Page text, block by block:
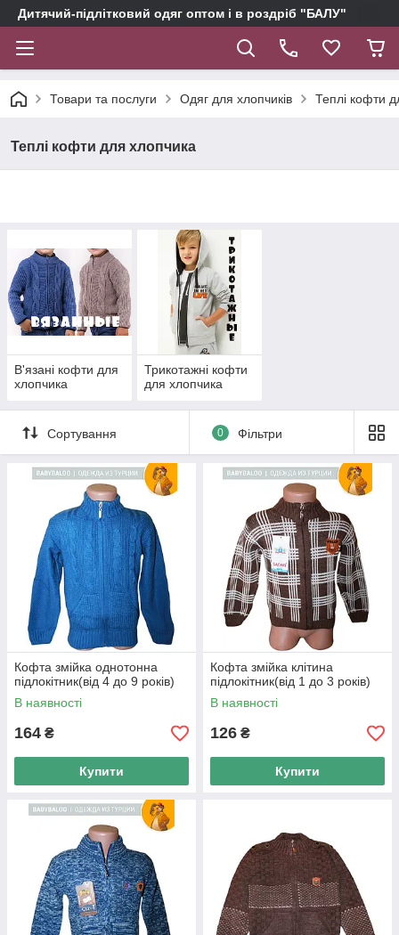
Дитячий-підлітковий одяг оптом і в роздріб "БАЛУ"
Товари та послуги Одяг для хлопчиків Теплі кофти
Теплі кофти для хлопчика
В'язані кофти для
хлопчика
Трикотажні кофти
для хлопчика
Сортування 0 Фільтри
Кофта змійка однотонна
підлокітник(від 4 до 9 років)
В наявності
164 ₴
Купити
Кофта змійка клітина
підлокітник(від 1 до 3 років)
В наявності
126 ₴
Купити